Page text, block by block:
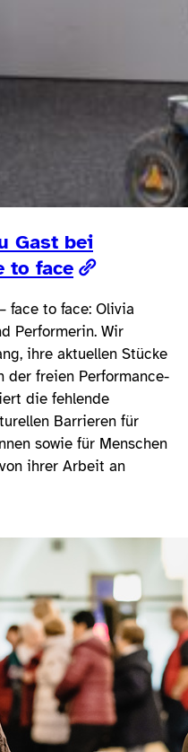
Gast bei
to face
face to face: Olivia
Performerin. Wir
ihre aktuellen Stücke
der freien Performance-
die fehlende
Barrieren für
sowie für Menschen
ihrer Arbeit an